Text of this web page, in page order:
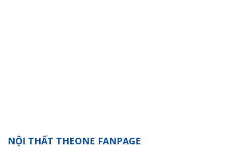
NỘI THẤT THEONE FANPAGE